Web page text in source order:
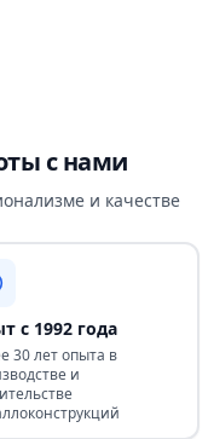
с нами
и качестве
с 1992 года
30 лет опыта в
и